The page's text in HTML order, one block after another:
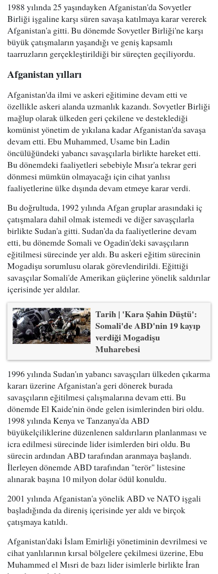
1988 yılında 25 yaşındayken Afganistan'da Sovyetler
Birliği işgaline karşı süren savaşa katılmaya karar vererek
Afganistan'a gitti. Bu dönemde Sovyetler Birliği'ne karşı
büyük çatışmaların yaşandığı ve geniş kapsamlı
taarruzların gerçekleştirildiği bir süreçten geçiliyordu.
Afganistan yılları
Afganistan'da ilmi ve askeri eğitimine devam etti ve
özellikle askeri alanda uzmanlık kazandı. Sovyetler Birliği
mağlup olarak ülkeden geri çekilene ve desteklediği
komünist yönetim de yıkılana kadar Afganistan'da savaşa
devam etti. Ebu Muhammed, Usame bin Ladin
öncülüğündeki yabancı savaşçılarla birlikte hareket etti.
Bu dönemdeki faaliyetleri sebebiyle Mısır'a tekrar geri
dönmesi mümkün olmayacağı için cihat yanlısı
faaliyetlerine ülke dışında devam etmeye karar verdi.
Bu doğrultuda, 1992 yılında Afgan gruplar arasındaki iç
çatışmalara dahil olmak istemedi ve diğer savaşçılarla
birlikte Sudan'a gitti. Sudan'da da faaliyetlerine devam
etti, bu dönemde Somali ve Ogadin'deki savaşçıların
eğitilmesi sürecinde yer aldı. Bu askeri eğitim sürecinin
Mogadişu sorumlusu olarak görevlendirildi. Eğittiği
savaşçılar Somali'de Amerikan güçlerine yönelik saldırılar
içerisinde yer aldılar.
Tarih | 'Kara Şahin Düştü':
Somali'de ABD'nin 19 kayıp
verdiği Mogadişu
Muharebesi
1996 yılında Sudan'ın yabancı savaşçıları ülkeden çıkarma
kararı üzerine Afganistan'a geri dönerek burada
savaşçıların eğitilmesi çalışmalarına devam etti. Bu
dönemde El Kaide'nin önde gelen isimlerinden biri oldu.
1998 yılında Kenya ve Tanzanya'da ABD
büyükelçiliklerine düzenlenen saldırıların planlanması ve
icra edilmesi sürecinde lider isimlerden biri oldu. Bu
sürecin ardından ABD tarafından aranmaya başlandı.
İlerleyen dönemde ABD tarafından "terör" listesine
alınarak başına 10 milyon dolar ödül konuldu.
2001 yılında Afganistan'a yönelik ABD ve NATO işgali
başladığında da direniş içerisinde yer aldı ve birçok
çatışmaya katıldı.
Afganistan'daki İslam Emirliği yönetiminin devrilmesi ve
cihat yanlılarının kırsal bölgelere çekilmesi üzerine, Ebu
Muhammed el Mısri de bazı lider isimlerle birlikte İran